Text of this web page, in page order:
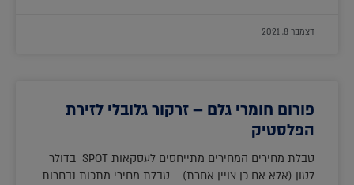
דצמבר 8, 2021
פורום חומרי גלם – זרקור גלובלי לזירת
הפלסטיק
טבלת מחירים המחירים מתייחסים לעסקאות SPOT בדולר
לטון (אלא אם כן צויין אחרת) טבלת מחירי מתכות נבחרות